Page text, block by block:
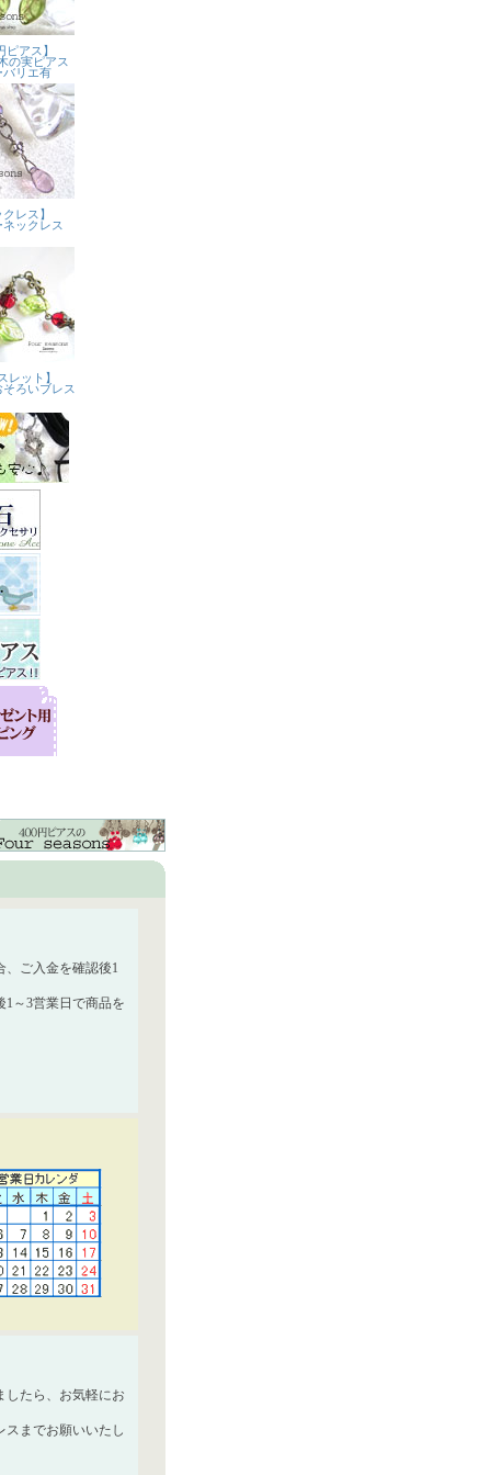
、ご入金を確認後1
～3営業日で商品を
したら、お気軽にお
スまでお願いいたし